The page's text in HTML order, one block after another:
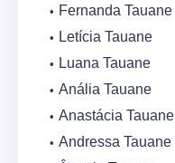
Fernanda Tauane
Letícia Tauane
Luana Tauane
Anália Tauane
Anastácia Tauane
Andressa Tauane